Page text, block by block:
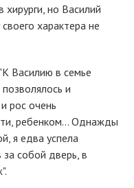
хирурги, но Василий
характера не
Василию в семье
и
рос очень
ребенком… Однажды
я едва успела
собой дверь, в